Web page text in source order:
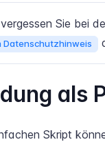
Sie bei
Datenschutzhinweis
als
Skript